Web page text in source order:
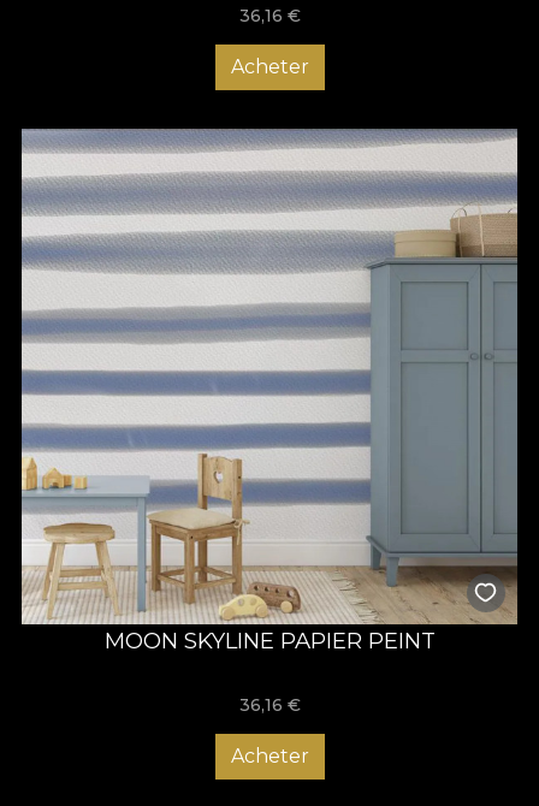
36,16 €
Acheter
MOON SKYLINE PAPIER PEINT
36,16 €
Acheter